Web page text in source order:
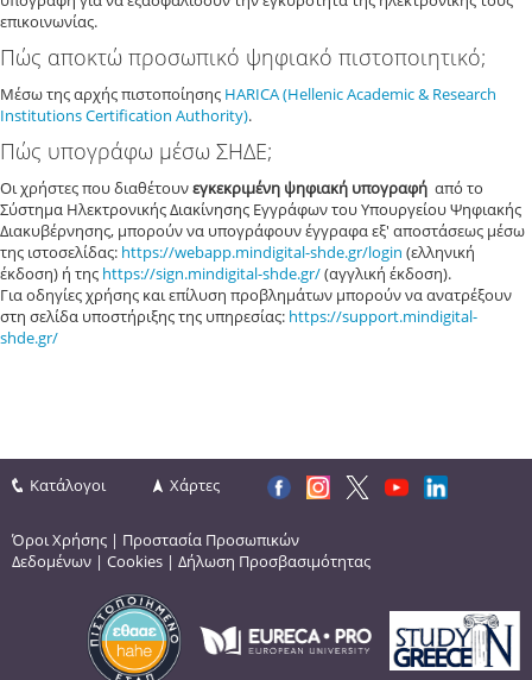
επικοινωνίας.
Πώς αποκτώ προσωπικό ψηφιακό πιστοποιητικό;
Μέσω της αρχής πιστοποίησης HARICA (Hellenic Academic & Research
Institutions Certification Authority).
Πώς υπογράφω μέσω ΣΗΔΕ;
Οι χρήστες που διαθέτουνεγκεκριμένη ψηφιακή υπογραφή από το
Σύστημα Ηλεκτρονικής Διακίνησης Εγγράφων του Υπουργείου Ψηφιακής
Διακυβέρνησης, μπορούν να υπογράφουν έγγραφα εξ' αποστάσεως μέσω
της ιστοσελίδας: https://webapp.mindigital-shde.gr/login (ελληνική
έκδοση) ή της https://sign.mindigital-shde.gr/(αγγλική έκδοση).
Για οδηγίες χρήσης και επίλυση προβλημάτων μπορούν να ανατρέξουν
στη σελίδα υποστήριξης της υπηρεσίας: https://support.mindigital-
shde.gr/
Κατάλογοι Χάρτες
Όροι Χρήσης | Προστασία Προσωπικών
Δεδομένων | Cookies | Δήλωση Προσβασιμότητας